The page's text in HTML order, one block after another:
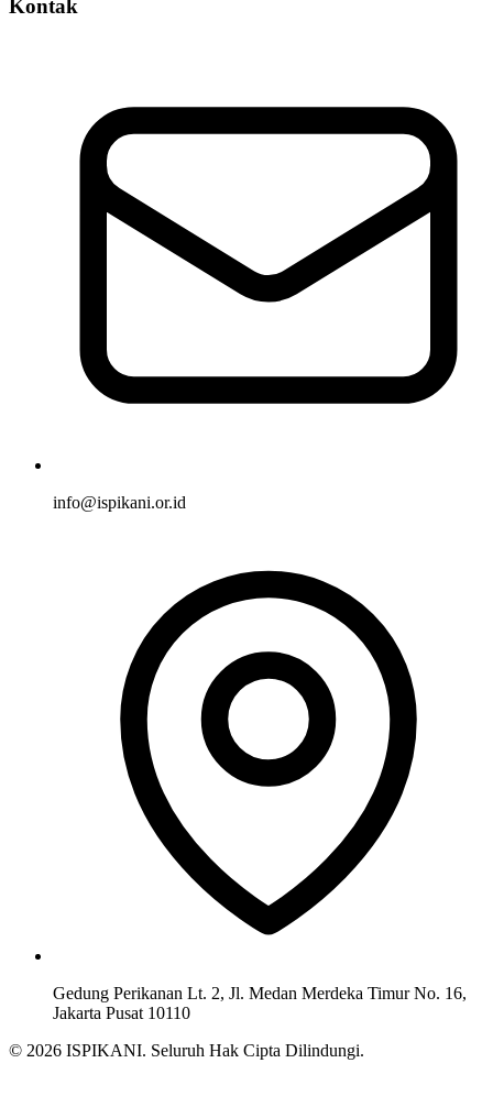
Kontak
info@ispikani.or.id
Gedung Perikanan Lt. 2, Jl. Medan Merdeka Timur No. 16,
Jakarta Pusat 10110
© 2026 ISPIKANI. Seluruh Hak Cipta Dilindungi.